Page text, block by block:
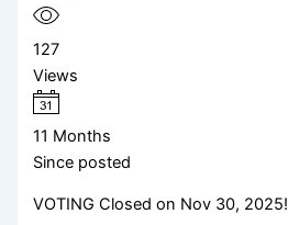
127
Views
11 Months
Since posted
VOTING Closed on Nov 30, 2025!